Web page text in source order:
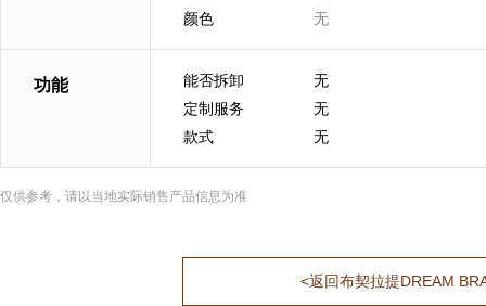
颜色
无
功能 能否拆卸
无
定制服务
无
款式
无
仅供参考，请以当地实际销售产品信息为准
<返回布契拉提DREAM